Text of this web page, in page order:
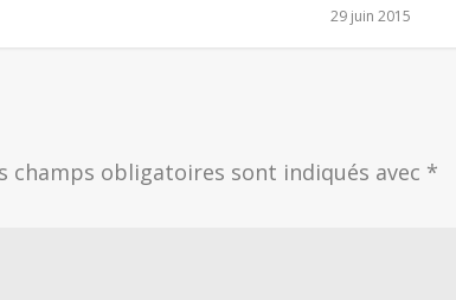
29 juin 2015
champs obligatoires sont indiqués avec *